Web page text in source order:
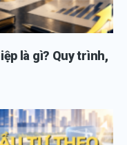
là gì? Quy trình,